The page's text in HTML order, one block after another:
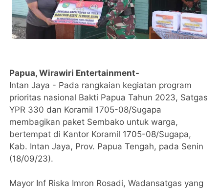
Papua, Wirawiri Entertainment-
Intan Jaya - Pada rangkaian kegiatan program
prioritas nasional Bakti Papua Tahun 2023, Satgas
YPR 330 dan Koramil 1705-08/Sugapa
membagikan paket Sembako untuk warga,
bertempat di Kantor Koramil 1705-08/Sugapa,
Kab. Intan Jaya, Prov. Papua Tengah, pada Senin
(18/09/23).
Mayor Inf Riska Imron Rosadi, Wadansatgas yang